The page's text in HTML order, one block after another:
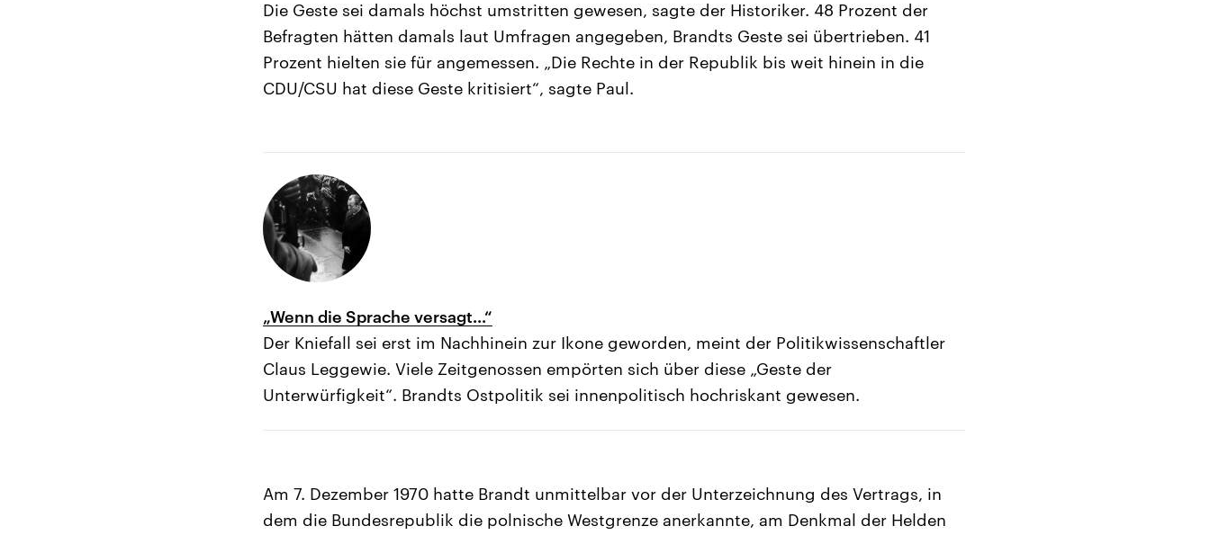
Die Geste sei damals höchst umstritten gewesen, sagte der Historiker. 48 Prozent der
Befragten hätten damals laut Umfragen angegeben, Brandts Geste sei übertrieben. 41
Prozent hielten sie für angemessen. „Die Rechte in der Republik bis weit hinein in die
CDU/CSU hat diese Geste kritisiert“, sagte Paul.
„Wenn die Sprache versagt...“
Der Kniefall sei erst im Nachhinein zur Ikone geworden, meint der Politikwissenschaftler
Claus Leggewie. Viele Zeitgenossen empörten sich über diese „Geste der
Unterwürfigkeit“. Brandts Ostpolitik sei innenpolitisch hochriskant gewesen.
Am 7. Dezember 1970 hatte Brandt unmittelbar vor der Unterzeichnung des Vertrags, in
dem die Bundesrepublik die polnische Westgrenze anerkannte, am Denkmal der Helden